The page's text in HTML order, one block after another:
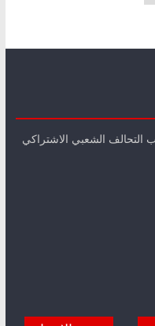
الشعبي الاشتراكي